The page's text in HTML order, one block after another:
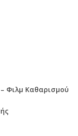
Φιλμ Καθαρισμού